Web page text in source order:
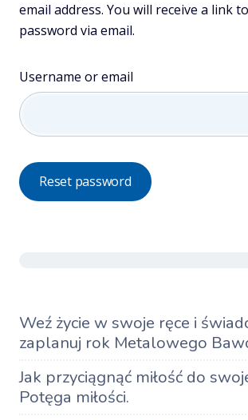
email address. You will receive a link
password via email.
Username or email
Reset password
Weź życie w swoje ręce i
zaplanuj rok Metalowego
Jak przyciągnąć miłość do
Potęga miłości.